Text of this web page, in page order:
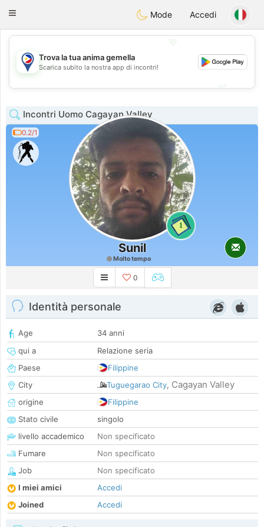
PhilippinesChat
Toggle
Mode Accedi
💖
💕
Trova la tua anima gemella
Scarica subito la nostra app di incontri!
Incontri Uomo Cagayan Valley
0.2/1
1
Sunil
Molto tempo
0
Identità personale
Age
34 anni
qui a
Relazione seria
Paese
Filippine
City
Tuguegarao City, Cagayan Valley
origine
Filippine
Stato civile
singolo
livello accademico
Non specificato
Fumare
Non specificato
Job
Non specificato
I miei amici
Accedi
Joined
Accedi